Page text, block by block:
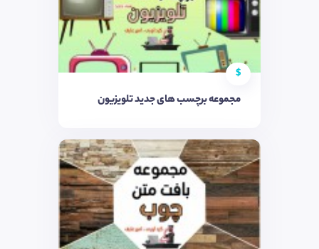
$
مجموعه برچسب های جدید تلویزیون